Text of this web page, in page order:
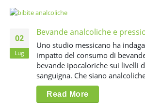
02
Lug
Bevande analcoliche e
Uno studio messicano ha
impatto del consumo di
bevande ipocaloriche sui livelli
sanguigna. Che siano
Read More